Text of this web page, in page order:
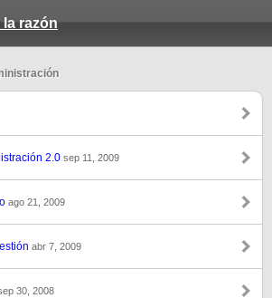
razón
2.0 sep 11, 2009
ago 21, 2009
abr 7, 2009
30, 2008